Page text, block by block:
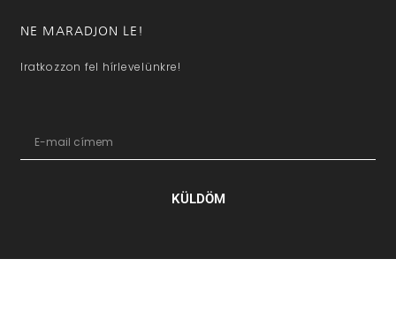
NE MARADJON LE!
Iratkozzon fel hírlevelünkre!
KÜLDÖM